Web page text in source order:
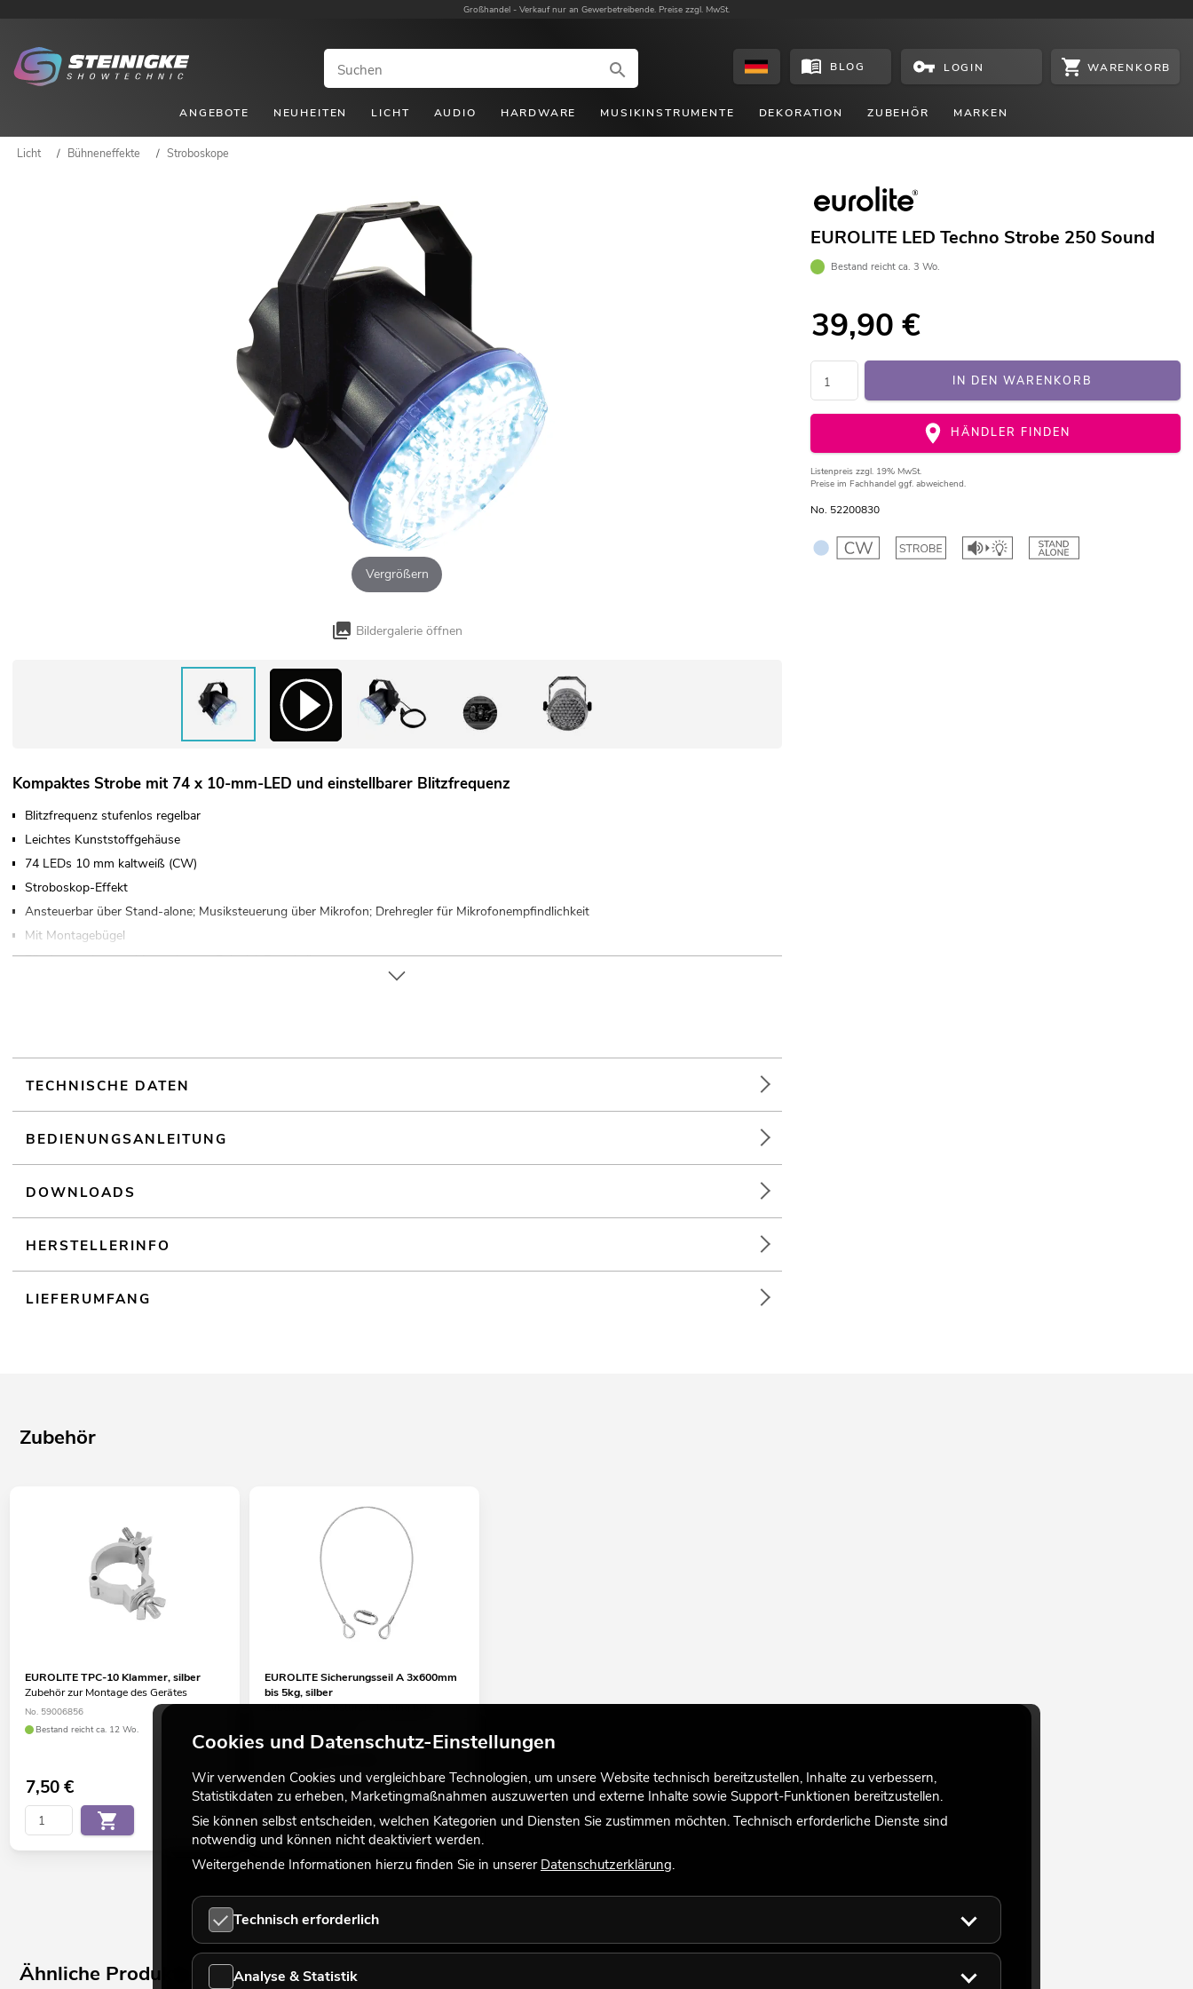
Großhandel - Verkauf nur an Gewerbetreibende. Preise zzgl. MwSt.
BLOG LOGIN WARENKORB
ANGEBOTE NEUHEITEN LICHT AUDIO HARDWARE MUSIKINSTRUMENTE DEKORATION ZUBEHÖR MARKEN
Licht / Bühneneffekte / Stroboskope
Vergrößern
Bildergalerie öffnen
EUROLITE LED Techno Strobe 250 Sound
Bestand reicht ca. 3 Wo.
39,90 €
IN DEN WARENKORB
HÄNDLER FINDEN
Listenpreis zzgl. 19% MwSt.
Preise im Fachhandel ggf. abweichend.
No. 52200830
Kompaktes Strobe mit 74 x 10-mm-LED und einstellbarer Blitzfrequenz
Blitzfrequenz stufenlos regelbar
Leichtes Kunststoffgehäuse
74 LEDs 10 mm kaltweiß (CW)
Stroboskop-Effekt
Ansteuerbar über Stand-alone; Musiksteuerung über Mikrofon; Drehregler für Mikrofonempfindlichkeit
Mit Montagebügel
Für Anwendungsgebiete wie zum Beispiel: Partykeller
TECHNISCHE DATEN
BEDIENUNGSANLEITUNG
DOWNLOADS
HERSTELLERINFO
LIEFERUMFANG
Zubehör
EUROLITE TPC-10 Klammer, silber
Zubehör zur Montage des Gerätes
No. 59006856
Bestand reicht ca. 12 Wo.
7,50€
EUROLITE Sicherungsseil A 3x600mm
bis 5kg, silber
Zubehör zur Absturzsicherung bei
No. 58010310
5,50€
Ähnliche Produkte
Cookies und Datenschutz-Einstellungen
Wir verwenden Cookies und vergleichbare Technologien, um unsere Website technisch bereitzustellen, Inhalte zu verbessern,
Statistikdaten zu erheben, Marketingmaßnahmen auszuwerten und externe Inhalte sowie Support-Funktionen bereitzustellen.
Sie können selbst entscheiden, welchen Kategorien und Diensten Sie zustimmen möchten. Technisch erforderliche Dienste sind
notwendig und können nicht deaktiviert werden.
Weitergehende Informationen hierzu finden Sie in unserer Datenschutzerklärung.
Technisch erforderlich
Analyse & Statistik